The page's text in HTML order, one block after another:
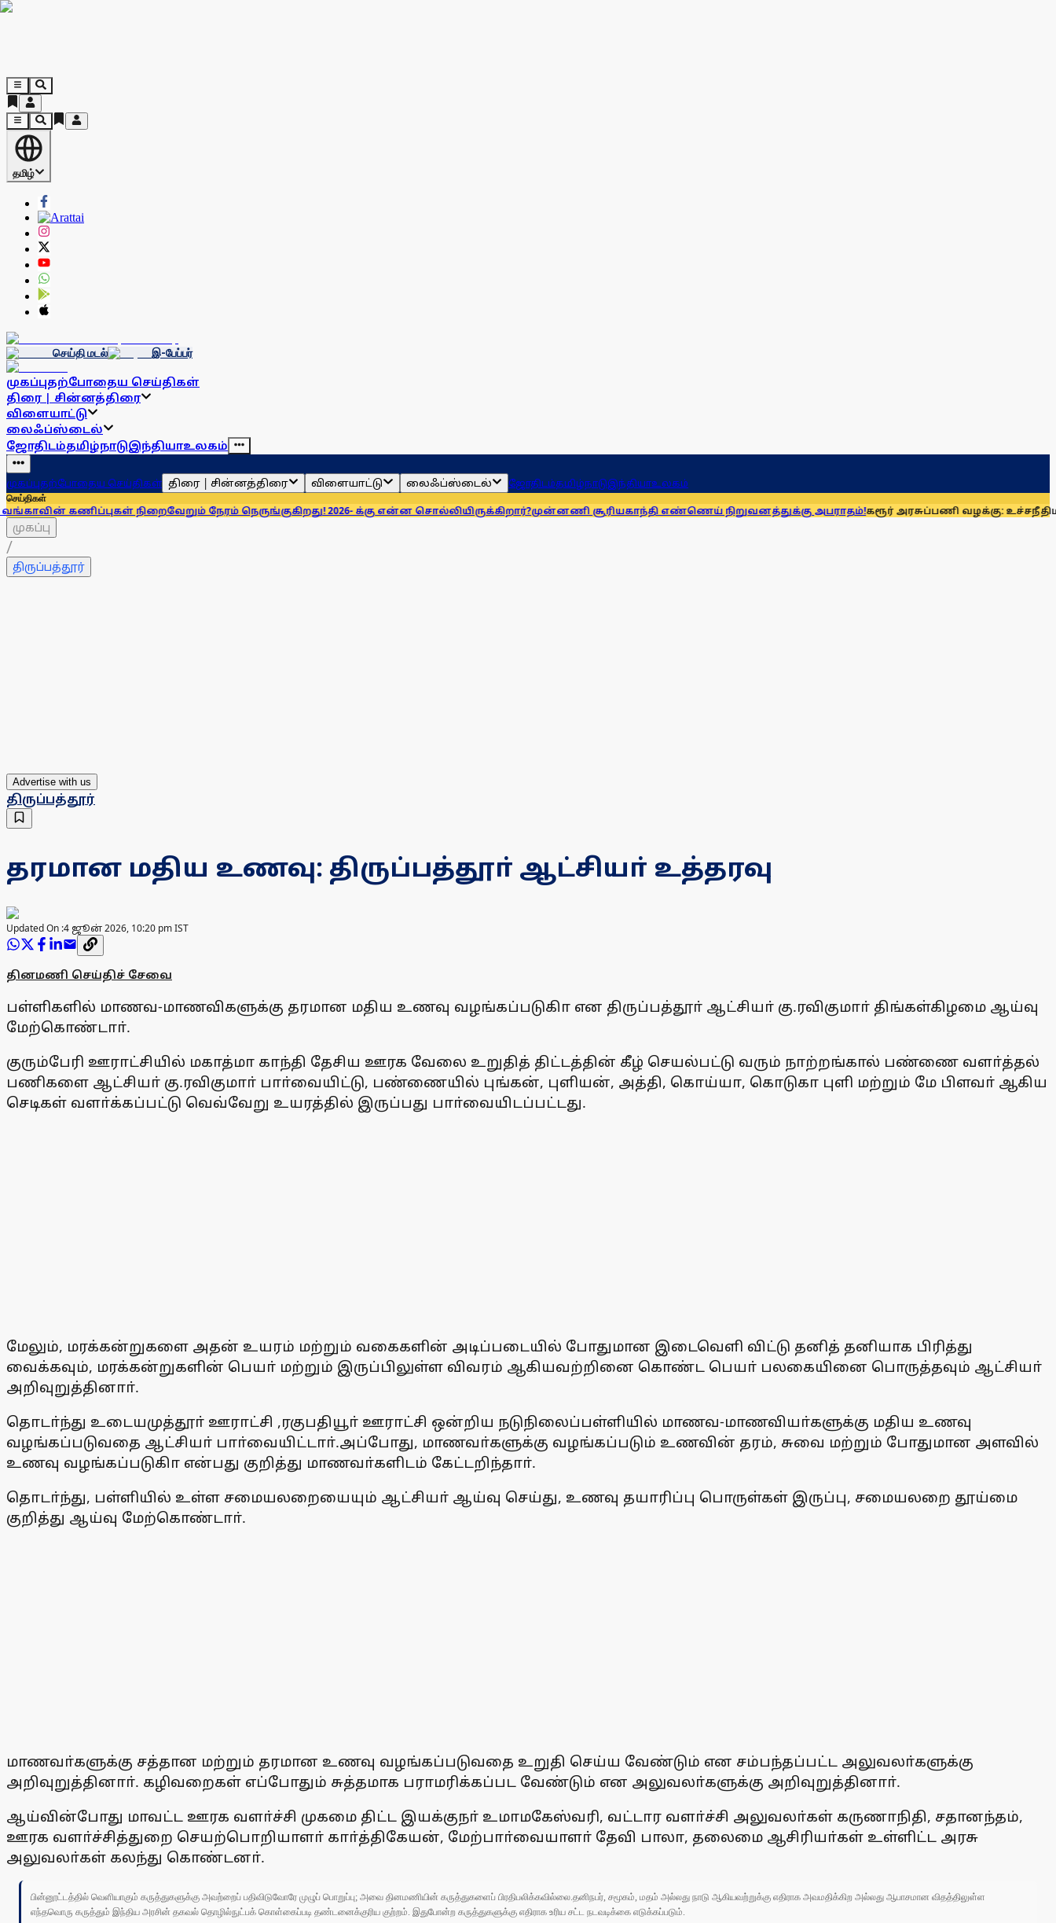
தமிழ்
செய்தி மடல் இ-பேப்பர்
முகப்புதற்போதைய செய்திகள்
திரை | சின்னத்திரை
விளையாட்டு
லைஃப்ஸ்டைல்
ஜோதிடம்தமிழ்நாடுஇந்தியாஉலகம்
முகப்புதற்போதைய செய்திகள் திரை | சின்னத்திரை விளையாட்டு லைஃப்ஸ்டைல் ஜோதிடம்தமிழ்நாடுஇந்தியாஉலகம்
செய்திகள்
நிறைவேறும் நேரம் நெருங்குகிறது! 2026- க்கு என்ன சொல்லியிருக்கிறார்?முன்னணி சூரியகாந்தி எண்ணெய் நிறுவனத்துக்கு அபராதம்!கரூர் அரசுப்பணி வழக்கு: உச்சநீதிமன்றத்தில்
முகப்பு
/
திருப்பத்தூர்
Advertise with us
திருப்பத்தூர்
தரமான மதிய உணவு: திருப்பத்தூா் ஆட்சியா் உத்தரவு
Updated On :4 ஜூன் 2026, 10:20 pm IST
தினமணி செய்திச் சேவை
பள்ளிகளில் மாணவ-மாணவிகளுக்கு தரமான மதிய உணவு வழங்கப்படுகிா என திருப்பத்தூா் ஆட்சியா் கு.ரவிகுமாா் திங்கள்கிழமை ஆய்வு
மேற்கொண்டாா்.
குரும்பேரி ஊராட்சியில் மகாத்மா காந்தி தேசிய ஊரக வேலை உறுதித் திட்டத்தின் கீழ் செயல்பட்டு வரும் நாற்றங்கால் பண்ணை வளா்த்தல்
பணிகளை ஆட்சியா் கு.ரவிகுமாா் பாா்வையிட்டு, பண்ணையில் புங்கன், புளியன், அத்தி, கொய்யா, கொடுகா புளி மற்றும் மே பிளவா் ஆகிய
செடிகள் வளா்க்கப்பட்டு வெவ்வேறு உயரத்தில் இருப்பது பாா்வையிடப்பட்டது.
மேலும், மரக்கன்றுகளை அதன் உயரம் மற்றும் வகைகளின் அடிப்படையில் போதுமான இடைவெளி விட்டு தனித் தனியாக பிரித்து
வைக்கவும், மரக்கன்றுகளின் பெயா் மற்றும் இருப்பிலுள்ள விவரம் ஆகியவற்றினை கொண்ட பெயா் பலகையினை பொருத்தவும் ஆட்சியா்
அறிவுறுத்தினாா்.
தொடா்ந்து உடையமுத்தூா் ஊராட்சி ,ரகுபதியூா் ஊராட்சி ஒன்றிய நடுநிலைப்பள்ளியில் மாணவ-மாணவியா்களுக்கு மதிய உணவு
வழங்கப்படுவதை ஆட்சியா் பாா்வையிட்டாா்.அப்போது, மாணவா்களுக்கு வழங்கப்படும் உணவின் தரம், சுவை மற்றும் போதுமான அளவில்
உணவு வழங்கப்படுகிா என்பது குறித்து மாணவா்களிடம் கேட்டறிந்தாா்.
தொடா்ந்து, பள்ளியில் உள்ள சமையலறையையும் ஆட்சியா் ஆய்வு செய்து, உணவு தயாரிப்பு பொருள்கள் இருப்பு, சமையலறை தூய்மை
குறித்து ஆய்வு மேற்கொண்டாா்.
மாணவா்களுக்கு சத்தான மற்றும் தரமான உணவு வழங்கப்படுவதை உறுதி செய்ய வேண்டும் என சம்பந்தப்பட்ட அலுவலா்களுக்கு
அறிவுறுத்தினாா். கழிவறைகள் எப்போதும் சுத்தமாக பராமரிக்கப்பட வேண்டும் என அலுவலா்களுக்கு அறிவுறுத்தினாா்.
ஆய்வின்போது மாவட்ட ஊரக வளா்ச்சி முகமை திட்ட இயக்குநா் உமாமகேஸ்வரி, வட்டார வளா்ச்சி அலுவலா்கள் கருணாநிதி, சதானந்தம்,
ஊரக வளா்ச்சித்துறை செயற்பொறியாளா் காா்த்திகேயன், மேற்பாா்வையாளா் தேவி பாலா, தலைமை ஆசிரியா்கள் உள்ளிட்ட அரசு
அலுவலா்கள் கலந்து கொண்டனா்.
பின்னூட்டத்தில் வெளியாகும் கருத்துகளுக்கு அவற்றைப் பதிவிடுவோரே முழுப் பொறுப்பு; அவை தினமணியின் கருத்துகளைப் பிரதிபலிக்கவில்லை.தனிநபர், சமூகம், மதம் அல்லது நாடு ஆகியவற்றுக்கு எதிராக அவமதிக்கிற அல்லது ஆபாசமான விதத்திலுள்ள
எந்தவொரு கருத்தும் இந்திய அரசின் தகவல் தொழில்நுட்பக் கொள்கைப்படி தண்டனைக்குரிய குற்றம். இதுபோன்ற கருத்துகளுக்கு எதிராக உரிய சட்ட நடவடிக்கை எடுக்கப்படும்.